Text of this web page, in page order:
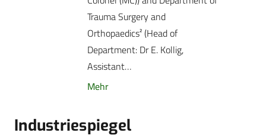
Trauma Surgery and
Orthopaedics² (Head of
Department: Dr E. Kollig,
Assistant…
Mehr
Industriespiegel